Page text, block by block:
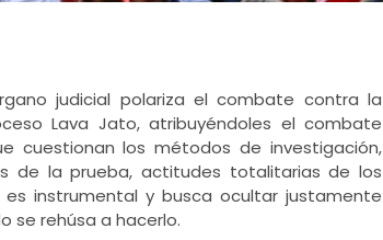
judicial polariza el combate contra la
Lava Jato, atribuyéndoles el combate
cuestionan los métodos de investigación,
de la prueba, actitudes totalitarias de los
es instrumental y busca ocultar justamente
se rehúsa a hacerlo.